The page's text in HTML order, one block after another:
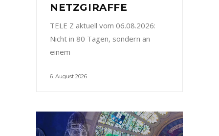
NETZGIRAFFE
TELE Z aktuell vom 06.08.2026:
Nicht in 80 Tagen, sondern an
einem
6. August 2026